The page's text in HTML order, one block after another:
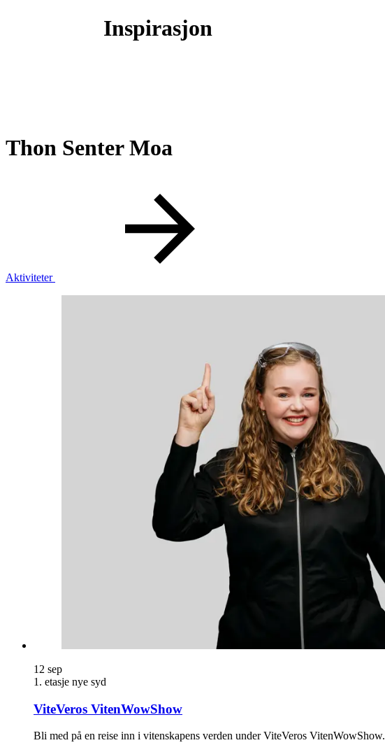
Inspirasjon
Butikker
Mat og drikke
Inspirasjon
Ledige stillinger
Magasin
Gavekort
Finn frem
Thon Senter Moa
Aktiviteter
12 sep
1. etasje nye syd
ViteVeros VitenWowShow
Bli med på en reise inn i vitenskapens verden under ViteVeros VitenWowShow.